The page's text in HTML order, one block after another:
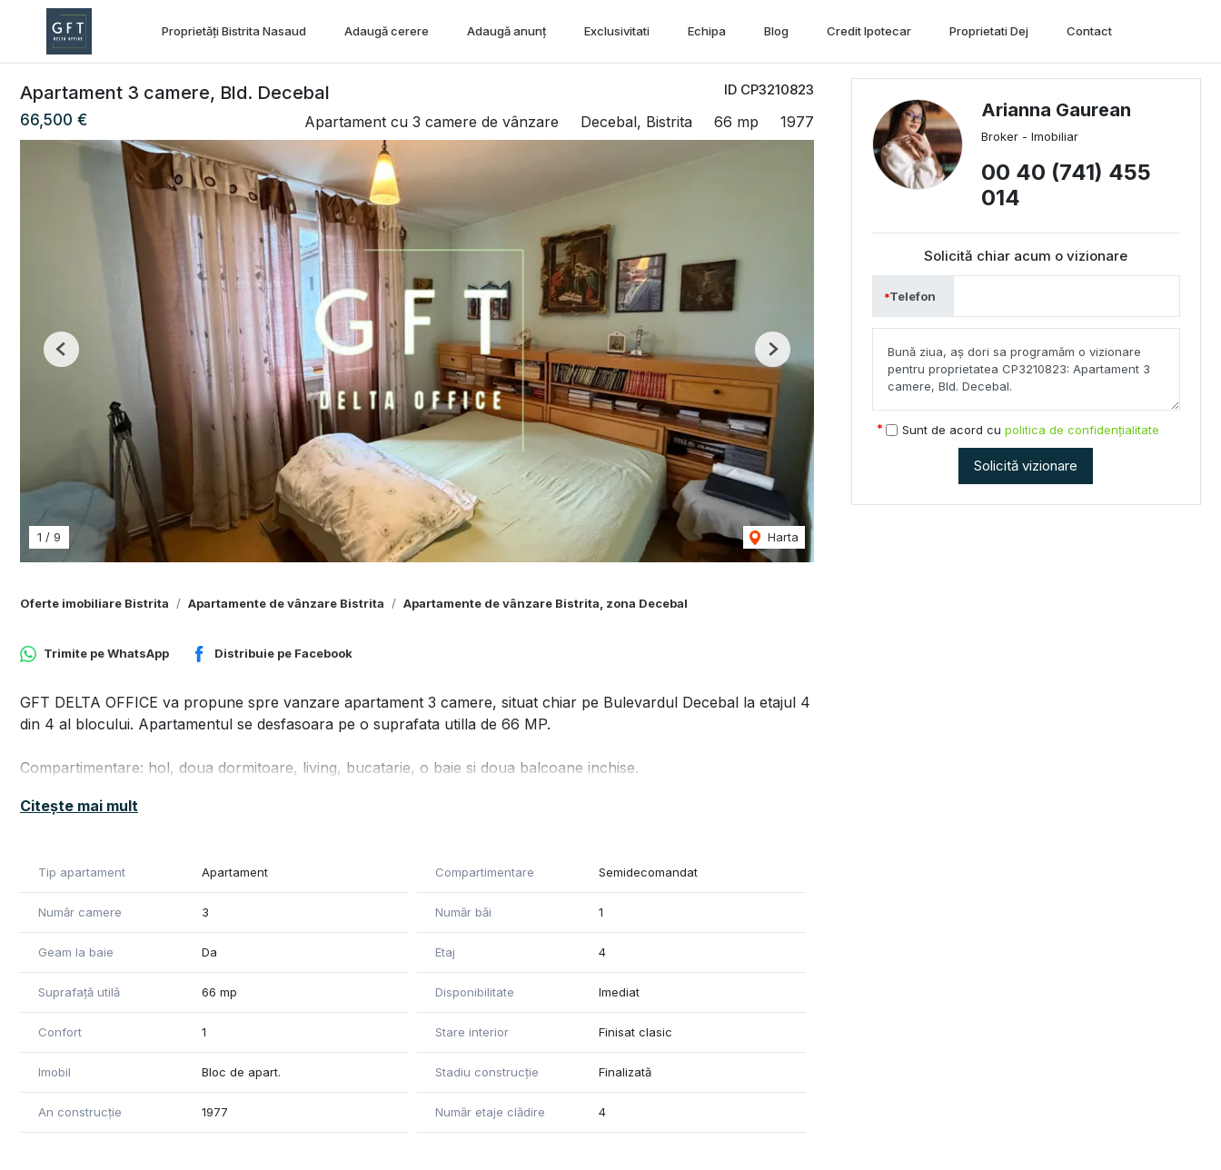
Proprietăți Bistrita Nasaud Adaugă cerere Adaugă anunț Exclusivitati Echipa Blog Credit Ipotecar Proprietati Dej Contact
ID CP3210823
Apartament 3 camere, Bld. Decebal
66,500 € Apartament cu 3 camere de vânzare Decebal, Bistrita 66 mp 1977
1 / 9 Harta
Previous Next
Oferte imobiliare Bistrita Apartamente de vânzare Bistrita Apartamente de vânzare Bistrita, zona Decebal
Trimite peWhatsApp Distribuie pe Facebook
GFT DELTA OFFICE va propune spre vanzare apartament 3 camere, situat chiar pe Bulevardul Decebal la etajul 4
din 4 al blocului. Apartamentul se desfasoara pe o suprafata utilla de 66 MP.
Compartimentare: hol, doua dormitoare, living, bucatarie, o baie si doua balcoane inchise.
Un mare avantaj al imobilului este faptul ca se afla in apropiere de scoli, gradinite, farmacii, magazine alimentare,
banci, statii transport mijloc in comun.
Pret: 66.500 EURO
Citește mai mult
Tip apartament Apartament Compartimentare Semidecomandat
Număr camere 3 Număr băi 1
Geam la baie Da Etaj 4
Suprafață utilă 66 mp Disponibilitate Imediat
Confort 1 Stare interior Finisat clasic
Imobil Bloc de apart. Stadiu construcție Finalizată
An construcție 1977 Număr etaje clădire 4
Arianna Gaurean
Broker - Imobiliar
00 40 (741) 455
014
Solicită chiar acum o vizionare
Telefon
Sunt de acord cu politica de confidențialitate
Solicită vizionare